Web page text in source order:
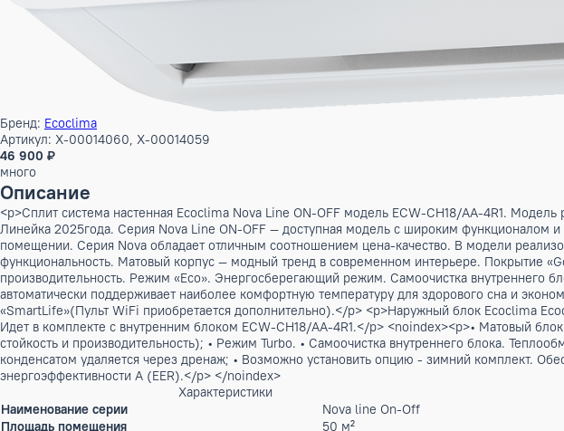
Бренд:Ecoclima
Артикул: X-00014060, X-00014059
46 900 ₽
много
Описание
<p>Сплит система настенная Ecoclima Nova Line ON-OFF модель ECW-СH18/AA-
Линейка 2025года. Серия Nova Line ON-OFF — доступная модель с широким
помещении. Серия Nova обладает отличным соотношением цена-качество. В
функциональность. Матовый корпус — модный тренд в современном интерьере.